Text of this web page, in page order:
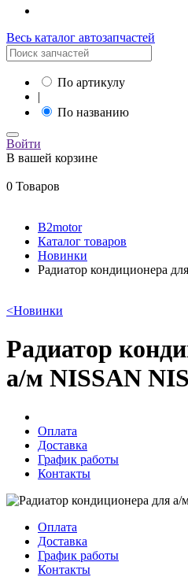
Весь каталог автозапчастей
По артикулу
|
По названию
Войти
В вашей корзине
0 Товаров
B2motor
Каталог товаров
Новинки
Радиатор кондиционера
<Новинки
Радиатор
а/м NISSAN
Оплата
Доставка
График работы
Контакты
Оплата
Доставка
График работы
Контакты